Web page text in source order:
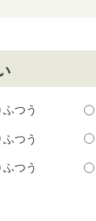
ふつう
ふつう
ふつう